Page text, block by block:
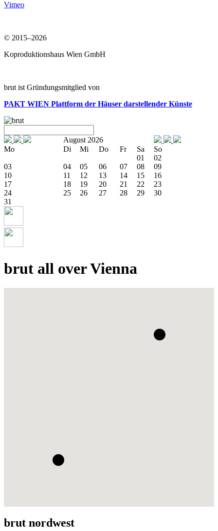
Vimeo
© 2015–2026
Koproduktionshaus Wien GmbH
brut ist Gründungsmitglied von
PAKT WIEN Plattform der Häuser darstellender Künste
August 2026
Mo
Di Mi Do Fr Sa
So
01
02
03
04 05 06 07 08
09
10
11 12 13 14 15
16
17
18 19 20 21 22
23
24
25 26 27 28 29
30
31
brut all over Vienna
brut nordwest